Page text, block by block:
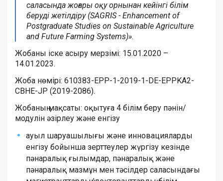
саласында жоғары оқу орнынан кейінгі білім
беруді жетілдіру (SAGRIS - Enhancement of
Postgraduate Studies on Sustainable Agriculture
and Future Farming Systems)».
Жобаны іске асыру мерзімі: 15.01.2020 –
14.01.2023.
Жоба нөмірі: 610383-EPP-1-2019-1-DE-EPPKA2-
CBHE-JP (2019-2086).
Жобаның мақсаты: оқытуға 4 білім беру пәнін/
модулін әзірлеу және енгізу
ауыл шаруашылығы және инновацияларды
енгізу бойынша зерттеулер жүргізу кезінде
пәнаралық ғылымдар, пәнаралық және
пәнаралық мазмұн мен тәсілдер саласындағы